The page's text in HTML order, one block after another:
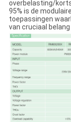
overbelasting/
95% is de
toepassingen
van cruciaal belang